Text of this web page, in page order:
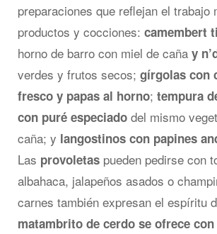
preparaciones que reflejan el trabajo
productos y cocciones: camembert
horno de barro con miel de caña y
verdes y frutos secos; gírgolas con
fresco y papas al horno; tempura
con puré especiado del mismo
caña; y langostinos con papines
Las provoletas pueden pedirse con
albahaca, jalapeños asados o
carnes también expresan el espíritu
matambrito de cerdo se ofrece